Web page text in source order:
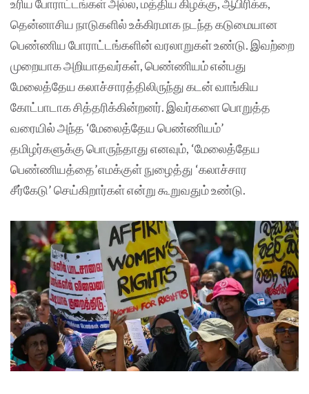
உரிய போராட்டங்கள் அல்ல, மத்திய கிழக்கு, ஆபிரிக்க,
தென்னாசிய நாடுகளில் உக்கிரமாக நடந்த கடுமையான
பெண்ணிய போராட்டங்களின் வரலாறுகள் உண்டு. இவற்றை
முறையாக அறியாதவர்கள், பெண்ணியம் என்பது
மேலைத்தேய கலாச்சாரத்திலிருந்து கடன் வாங்கிய
கோட்பாடாக சித்தரிக்கின்றனர். இவர்களை பொறுத்த
வரையில் அந்த ‘மேலைத்தேய பெண்ணியம்’
தமிழர்களுக்கு பொருந்தாது எனவும், ‘மேலைத்தேய
பெண்ணியத்தை’எமக்குள் நுழைத்து ‘கலாச்சார
சீர்கேடு’ செய்கிறார்கள் என்று கூறுவதும் உண்டு.